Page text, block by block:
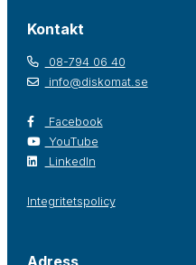
Kontakt
08-794 06 40
info@diskomat.se
Facebook
YouTube
LinkedIn
Integritetspolicy
Adress